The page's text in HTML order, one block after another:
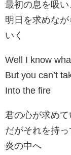
最初の息を吸
明日を求めな
いく
Well I know
But you can’t
Into the fire
君の心が求め
だがそれを持
炎の中へ